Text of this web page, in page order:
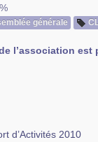
générale
l’association
d’Activités 2010